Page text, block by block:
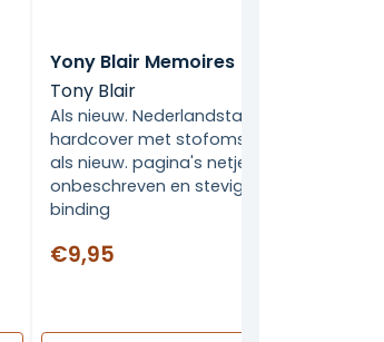
Yony Blair Memoires
Tony Blair
Als nieuw. Nederlandstalige
hardcover met stofomslag. Zo goed
als nieuw. pagina's netjes,
onbeschreven en stevig in de
binding
€9,95